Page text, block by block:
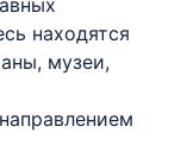
находятся
музеи,